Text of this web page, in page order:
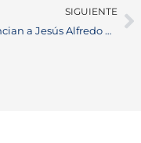
SIGUIENTE
Denuncian a Jesús Alfredo Ariza, Presidente de la Asamblea de Santander, por Violencia Intrafamiliar y Abuso Sexual